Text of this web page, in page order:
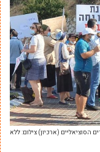
הסוציאליים (ארכיון) צילום: ללא